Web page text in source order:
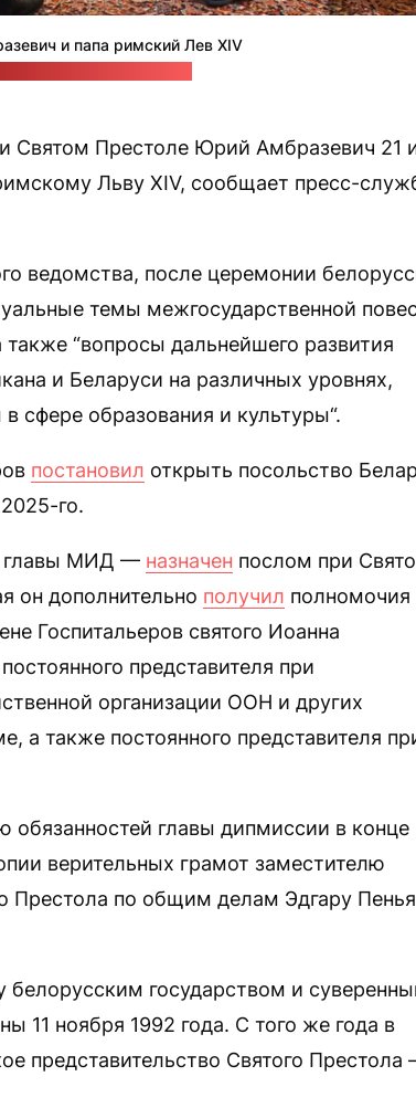
и папа римский Лев XIV
Святом Престоле Юрий Амбразевич 21
Льву XIV, сообщает пресс-
ведомства, после церемонии
темы межгосударственной
“вопросы дальнейшего развития
и Беларуси на различных уровнях,
сфере образования и культуры“.
постановил открыть посольство
го.
главы МИД — назначен послом при
он дополнительно получил полномочия
Госпитальеров святого Иоанна
представителя при
организации ООН и других
а также постоянного представителя
обязанностей главы дипмиссии в конце
верительных грамот заместителю
Престола по общим делам Эдгару Пенья
государством и
11 ноября 1992 года. С того же года в
представительство Святого Престола